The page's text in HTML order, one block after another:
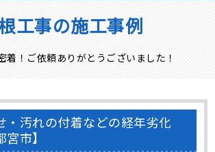
工事の施工事例
着！ご依頼ありがとうございました！
・汚れの付着などの経年劣化
宮市】